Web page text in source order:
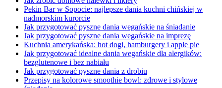
Pekin Bar w Sopocie: najlepsze dania kuchni chińskiej w
nadmorskim kurorcie
Jak przygotować pyszne dania wegańskie na śniadanie
Jak przygotować pyszne dania wegańskie na imprezę
Kuchnia amerykańska: hot dogi, hamburgery i apple pie
Jak przygotować idealne dania wegańskie dla alergików:
bezglutenowe i bez nabiału
Jak przygotować pyszne dania z drobiu
Przepisy na kolorowe smoothie bowl: zdrowe i stylowe